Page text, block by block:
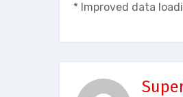
* Improved data